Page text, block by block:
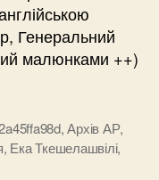
Генеральний
малюнками ++)
,Архів АР,
, Ека Ткешелашвілі,